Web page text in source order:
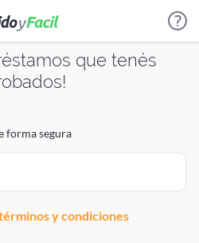
que tenés
forma segura
y condiciones
tus datos
tus datos
crediticio para identificar los
más te sirva.